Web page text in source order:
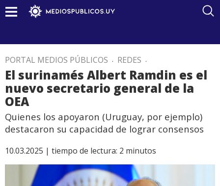
PORTAL MEDIOS PÚBLICOS . REDES .
El surinamés Albert Ramdin es el
nuevo secretario general de la
OEA
Quienes los apoyaron (Uruguay, por ejemplo)
destacaron su capacidad de lograr consensos
10.03.2025 | tiempo de lectura: 2 minutos